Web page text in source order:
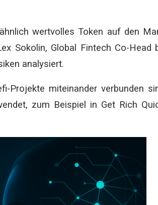
wertvolles Token auf den
Sokolin, Global Fintech Co-Head
analysiert.
Projekte miteinander verbunden
zum Beispiel in Get Rich